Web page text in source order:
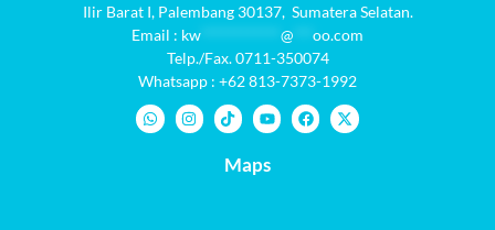
Ilir Barat I, Palembang 30137, Sumatera Selatan.
Email : kw @
oo.com
Telp./Fax. 0711-350074
Whatsapp : +62 813-7373-1992
Maps